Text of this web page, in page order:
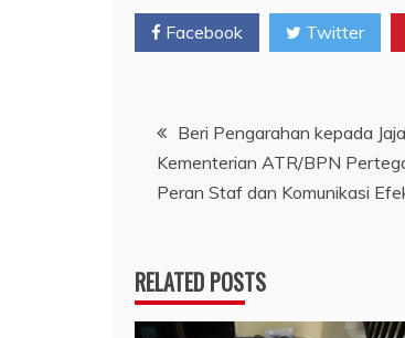
Facebook Twitter
Navigasi
pos
Beri Pengarahan kepada
Kementerian ATR/BPN
Peran Staf dan Komunikasi
RELATED POSTS